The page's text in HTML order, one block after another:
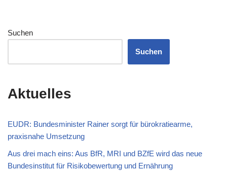
Suchen
Suchen
Aktuelles
EUDR: Bundesminister Rainer sorgt für bürokratiearme,
praxisnahe Umsetzung
Aus drei mach eins: Aus BfR, MRI und BZfE wird das neue
Bundesinstitut für Risikobewertung und Ernährung